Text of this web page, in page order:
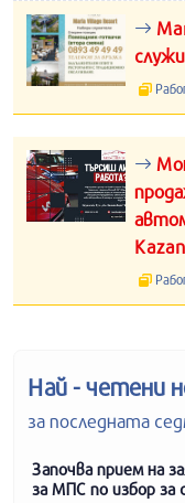
Най - четени
за последната
Започва прием на
за МПС по избор за